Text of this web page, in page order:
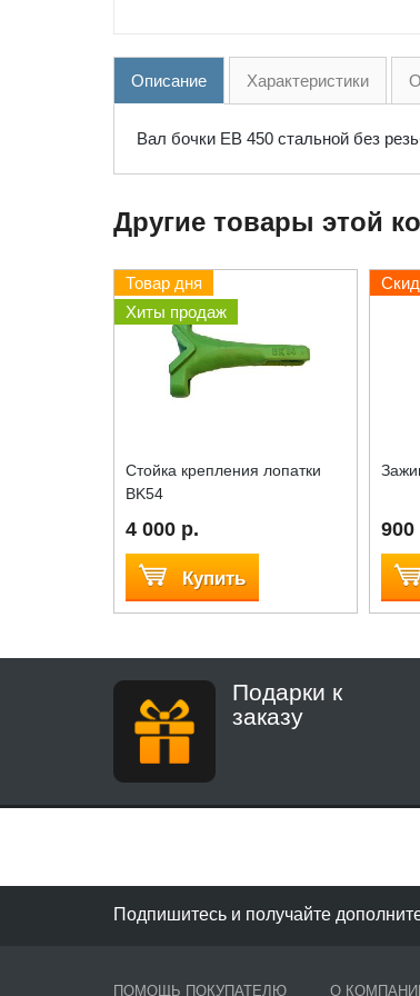
Описание Характеристики
Вал бочки EB 450 стальной без
Другие товары этой
Товар дня
Хиты продаж
Стойка крепления лопатки
BK54
4 000 р.
Купить
900
Подарки к
заказу
Подпишитесь и получайте
ПОМОЩЬ ПОКУПАТЕЛЮ О